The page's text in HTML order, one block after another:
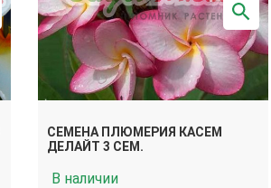
СЕМЕНА ПЛЮМЕРИЯ КАСЕМ
ДЕЛАЙТ 3 СЕМ.
В наличии